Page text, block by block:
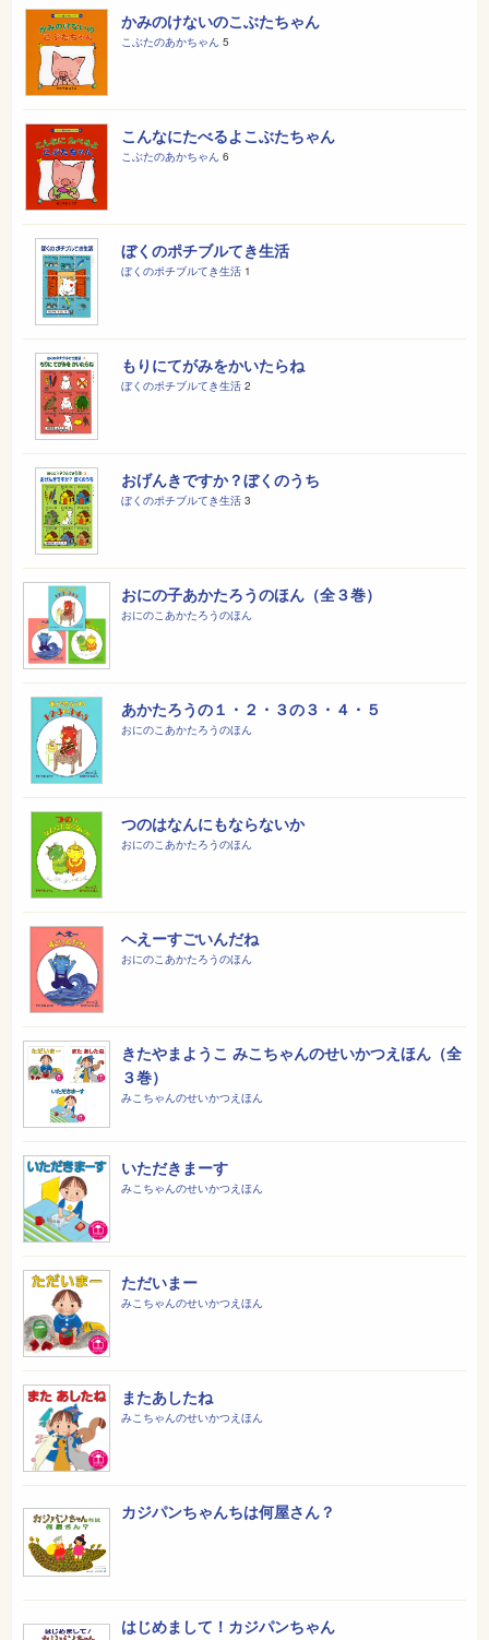
かみのけないのこぶたちゃん
こぶたのあかちゃん 5
こんなにたべるよこぶたちゃん
こぶたのあかちゃん 6
ぼくのポチブルてき生活
ぼくのポチブルてき生活 1
もりにてがみをかいたらね
ぼくのポチブルてき生活 2
おげんきですか？ぼくのうち
ぼくのポチブルてき生活 3
おにの子あかたろうのほん（全３巻）
おにのこあかたろうのほん
あかたろうの１・２・３の３・４・５
おにのこあかたろうのほん
つのはなんにもならないか
おにのこあかたろうのほん
へえーすごいんだね
おにのこあかたろうのほん
きたやまようこ みこちゃんのせいかつえほん（全
３巻）
みこちゃんのせいかつえほん
いただきまーす
みこちゃんのせいかつえほん
ただいまー
みこちゃんのせいかつえほん
またあしたね
みこちゃんのせいかつえほん
カジパンちゃんちは何屋さん？
はじめまして！カジパンちゃん